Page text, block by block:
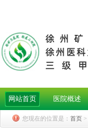
网站首页 医院概述
您现在的位置是： 首页 >